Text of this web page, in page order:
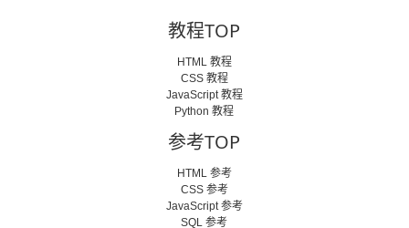
教程TOP
HTML 教程
CSS 教程
JavaScript 教程
Python 教程
参考TOP
HTML 参考
CSS 参考
JavaScript 参考
SQL 参考